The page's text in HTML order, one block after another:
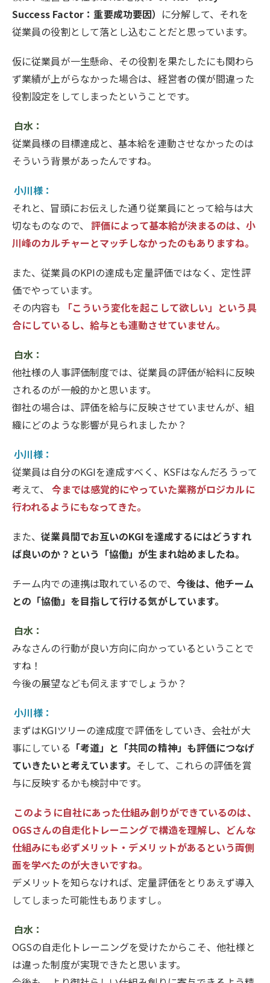
Success Factor：重要成功要因） に分解して、それを
従業員の役割として落とし込むことだと思っています。
仮に従業員が一生懸命、その役割を果たしたにも関わら
ず業績が上がらなかった場合は、経営者の僕が間違った
役割設定をしてしまったということです。
白水：
従業員様の目標達成と、基本給を連動させなかったのは
そういう背景があったんですね。
小川様：
それと、冒頭にお伝えした通り従業員にとって給与は大
切なものなので、 評価によって基本給が決まるのは、小
川峰のカルチャーとマッチしなかったのもありますね。
また、従業員のKPIの達成も定量評価ではなく、定性評
価でやっています。
その内容も
「こういう変化を起こして欲しい」という具
合にしているし、給与とも連動させていません。
白水：
他社様の人事評価制度では、従業員の評価が給料に反映
されるのが一般的かと思います。
御社の場合は、評価を給与に反映させていませんが、組
織にどのような影響が見られましたか？
小川様：
従業員は自分のKGIを達成すべく、KSFはなんだろうって
考えて、 今までは感覚的にやっていた業務がロジカルに
行われるようにもなってきた。
また、従業員間でお互いのKGIを達成するにはどうすれ
ば良いのか？という「協働」が生まれ始めましたね。
チーム内での連携は取れているので、 今後は、他チーム
との「協働」を目指して行ける気がしています。
白水：
みなさんの行動が良い方向に向かっているということで
すね！
今後の展望なども伺えますでしょうか？
小川様：
まずはKGIツリーの達成度で評価をしていき、会社が大
事にしている 「考道」と「共同の精神」も評価につなげ
ていきたいと考えています。 そして、これらの評価を賞
与に反映するかも検討中です。
このように自社にあった仕組み創りができているのは、
OGSさんの自走化トレーニングで構造を理解し、どんな
仕組みにも必ずメリット・デメリットがあるという両側
面を学べたのが大きいですね。
デメリットを知らなければ、定量評価をとりあえず導入
してしまった可能性もありますし。
白水：
OGSの自走化トレーニングを受けたからこそ、他社様と
は違った制度が実現できたと思います。